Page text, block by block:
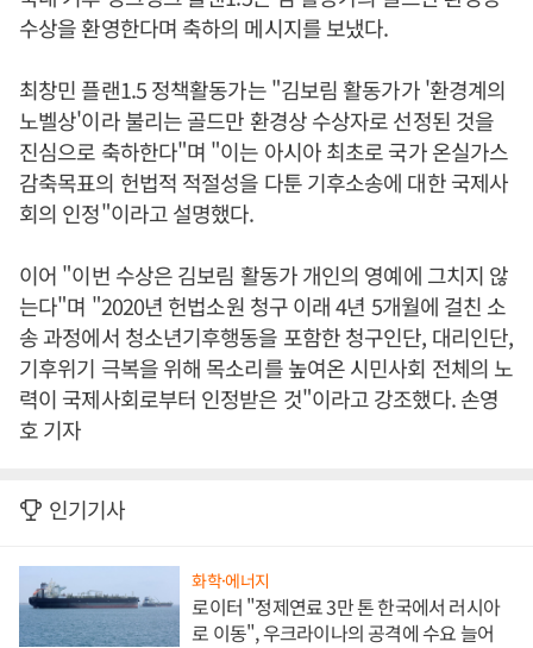
수상을 환영한다며 축하의 메시지를 보냈다.
최창민 플랜1.5 정책활동가는 "김보림 활동가가 '환경계의
노벨상'이라 불리는 골드만 환경상 수상자로 선정된 것을
진심으로 축하한다"며 "이는 아시아 최초로 국가 온실가스
감축목표의 헌법적 적절성을 다툰 기후소송에 대한 국제사
회의 인정"이라고 설명했다.
이어 "이번 수상은 김보림 활동가 개인의 영예에 그치지 않
는다"며 "2020년 헌법소원 청구 이래 4년 5개월에 걸친 소
송 과정에서 청소년기후행동을 포함한 청구인단, 대리인단,
기후위기 극복을 위해 목소리를 높여온 시민사회 전체의 노
력이 국제사회로부터 인정받은 것"이라고 강조했다. 손영
호 기자
인기기사
화학·에너지
로이터 "정제연료 3만 톤 한국에서 러시아
로 이동", 우크라이나의 공격에 수요 늘어